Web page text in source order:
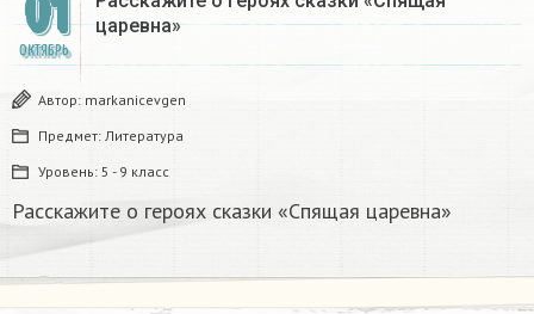
ОКТЯБРЬ
царевна»
Автор: markanicevgen
Предмет: Литература
Уровень: 5 - 9 класс
Расскажите о героях сказки «Спящая царевна»